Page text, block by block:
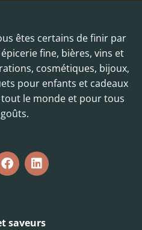
êtes certains de finir par
fine, bières, vins et
cosmétiques, bijoux,
pour enfants et cadeaux
tout le monde et pour tous
saveurs